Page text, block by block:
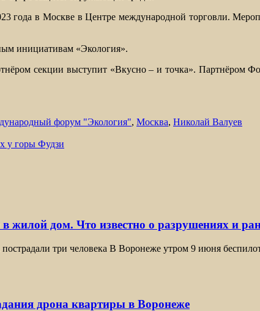
года в Москве в Центре международной торговли.
инициативам «Экология».
секции выступит «Вкусно – и точка». Партнёром
форум "Экология", Москва, Николай Валуев
у горы Фудзи
жилой дом. Что известно о разрушениях и
три человека В Воронеже утром 9 июня
дрона квартиры в Воронеже